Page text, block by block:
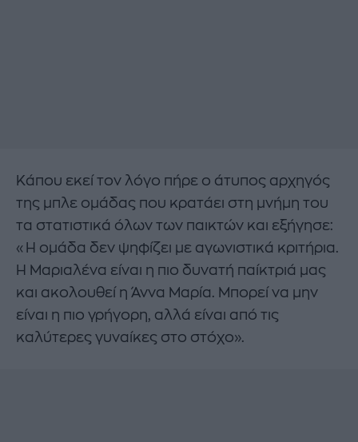
Κάπου εκεί τον λόγο πήρε ο άτυπος αρχηγός
της μπλε ομάδας που κρατάει στη μνήμη του
τα στατιστικά όλων των παικτών και εξήγησε:
«Η ομάδα δεν ψηφίζει με αγωνιστικά κριτήρια.
Η Μαριαλένα είναι η πιο δυνατή παίκτριά μας
και ακολουθεί η Άννα Μαρία. Μπορεί να μην
είναι η πιο γρήγορη, αλλά είναι από τις
καλύτερες γυναίκες στο στόχο».